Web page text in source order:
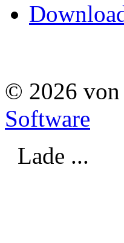
© 2026 von
Software
Lade ...